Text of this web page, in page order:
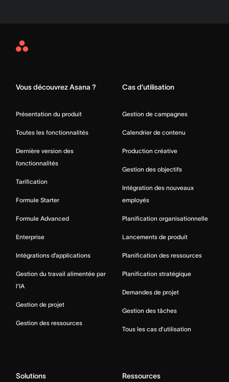
Asana
Vous découvrez Asana ?
Présentation du produit
Toutes les fonctionnalités
Dernière version des
fonctionnalités
Tarification
Formule Starter
Formule Advanced
Enterprise
Intégrations d’applications
Gestion du travail alimentée par
l’IA
Gestion de projet
Gestion des ressources
Cas d’utilisation
Gestion de campagnes
Calendrier de contenu
Production créative
Gestion des objectifs
Intégration des nouveaux
employés
Planification organisationnelle
Lancements de produit
Planification des ressources
Planification stratégique
Demandes de projet
Gestion des tâches
Tous les cas d’utilisation
Solutions Ressources